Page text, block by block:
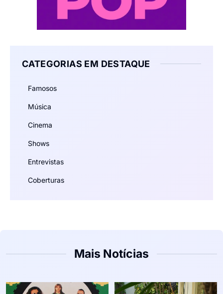
CATEGORIAS EM DESTAQUE
Famosos
Música
Cinema
Shows
Entrevistas
Coberturas
Mais Notícias